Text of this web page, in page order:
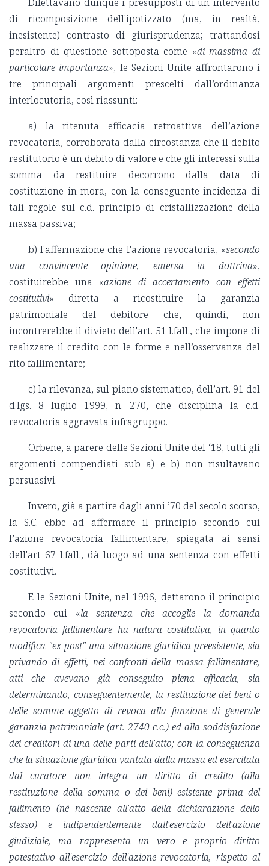
di ricomposizione dell'ipotizzato (ma, in realtà,
inesistente) contrasto di giurisprudenza; trattandosi
peraltro di questione sottoposta come «di massima di
particolare importanza», le Sezioni Unite affrontarono i
tre principali argomenti prescelti dall’ordinanza
interlocutoria, così riassunti:
a) la ritenuta efficacia retroattiva dell’azione
revocatoria, corroborata dalla circostanza che il debito
restitutorio è un debito di valore e che gli interessi sulla
somma da restituire decorrono dalla data di
costituzione in mora, con la conseguente incidenza di
tali regole sul c.d. principio di cristallizzazione della
massa passiva;
b) l'affermazione che l'azione revocatoria, «secondo
una convincente opinione, emersa in dottrina»,
costituirebbe una «azione di accertamento con effetti
costitutivi» diretta a ricostituire la garanzia
patrimoniale del debitore che, quindi, non
incontrerebbe il divieto dell'art. 51 l.fall., che impone di
realizzare il credito con le forme e nell’osservanza del
rito fallimentare;
c) la rilevanza, sul piano sistematico, dell’art. 91 del
d.lgs. 8 luglio 1999, n. 270, che disciplina la c.d.
revocatoria aggravata infragruppo.
Orbene, a parere delle Sezioni Unite del ‘18, tutti gli
argomenti compendiati sub a) e b) non risultavano
persuasivi.
Invero, già a partire dagli anni ’70 del secolo scorso,
la S.C. ebbe ad affermare il principio secondo cui
l’azione revocatoria fallimentare, spiegata ai sensi
dell'art 67 l.fall., dà luogo ad una sentenza con effetti
costitutivi.
E le Sezioni Unite, nel 1996, dettarono il principio
secondo cui «la sentenza che accoglie la domanda
revocatoria fallimentare ha natura costitutiva, in quanto
modifica "ex post" una situazione giuridica preesistente, sia
privando di effetti, nei confronti della massa fallimentare,
atti che avevano già conseguito piena efficacia, sia
determinando, conseguentemente, la restituzione dei beni o
delle somme oggetto di revoca alla funzione di generale
garanzia patrimoniale (art. 2740 c.c.) ed alla soddisfazione
dei creditori di una delle parti dell'atto; con la conseguenza
che la situazione giuridica vantata dalla massa ed esercitata
dal curatore non integra un diritto di credito (alla
restituzione della somma o dei beni) esistente prima del
fallimento (né nascente all'atto della dichiarazione dello
stesso) e indipendentemente dall'esercizio dell'azione
giudiziale, ma rappresenta un vero e proprio diritto
potestativo all'esercizio dell'azione revocatoria, rispetto al